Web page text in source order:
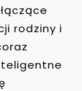
rodziny i